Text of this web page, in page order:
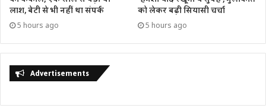
लाश, बेटी से भी नहीं था संपर्क
5 hours ago
को लेकर बढ़ी सियासी चर्चा
5 hours ago
Advertisements